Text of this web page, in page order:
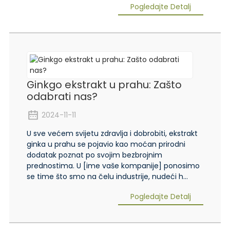
Pogledajte Detalj
Ginkgo ekstrakt u prahu: Zašto
odabrati nas?
2024-11-11
U sve većem svijetu zdravlja i dobrobiti, ekstrakt
ginka u prahu se pojavio kao moćan prirodni
dodatak poznat po svojim bezbrojnim
prednostima. U [ime vaše kompanije] ponosimo
se time što smo na čelu industrije, nudeći h...
Pogledajte Detalj